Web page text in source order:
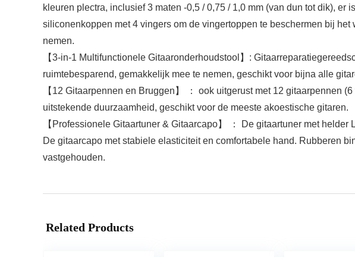
kleuren plectra, inclusief 3 maten -0,5 / 0,75 / 1,0 mm (van dun tot dik),
siliconenkoppen met 4 vingers om de vingertoppen te beschermen bij
nemen.
【3-in-1 Multifunctionele Gitaaronderhoudstool】:
ruimtebesparend, gemakkelijk mee te nemen, geschikt voor bijna alle
【12 Gitaarpennen en Bruggen】 ： ook uitgerust met 12 gitaarpennen
uitstekende duurzaamheid, geschikt voor de meeste akoestische gitaren.
【Professionele Gitaartuner & Gitaarcapo】 ： De gitaartuner met
De gitaarcapo met stabiele elasticiteit en comfortabele hand. Rubberen
vastgehouden.
Related Products